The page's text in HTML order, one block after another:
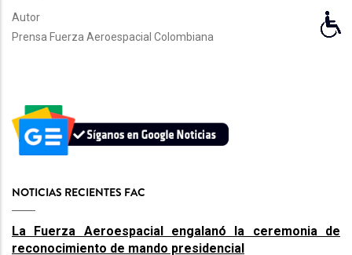
Autor
Prensa Fuerza Aeroespacial Colombiana
NOTICIAS RECIENTES FAC
La Fuerza Aeroespacial engalanó la ceremonia de
reconocimiento de mando presidencial